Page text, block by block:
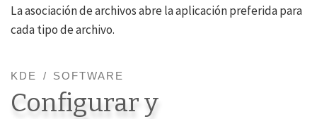
La asociación de archivos abre la aplicación preferida para
cada tipo de archivo.
KDE SOFTWARE
Configurar y